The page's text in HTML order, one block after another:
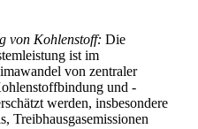
von Kohlenstoff: Die
ist im
von zentraler
und -
werden, insbesondere
Treibhausgasemissionen